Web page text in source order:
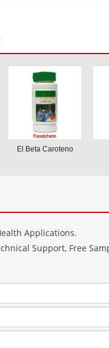
El Beta Caroteno